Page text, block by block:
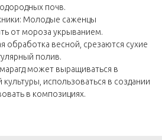
почв.
Молодые саженцы
от мороза укрыванием.
обработка весной, срезаются сухие
полив.
может выращиваться в
использоваться в создании
в композициях.